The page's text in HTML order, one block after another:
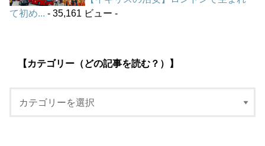
て初め...
- 35,161 ビュー -
【カテゴリー（どの記事を読む？）】